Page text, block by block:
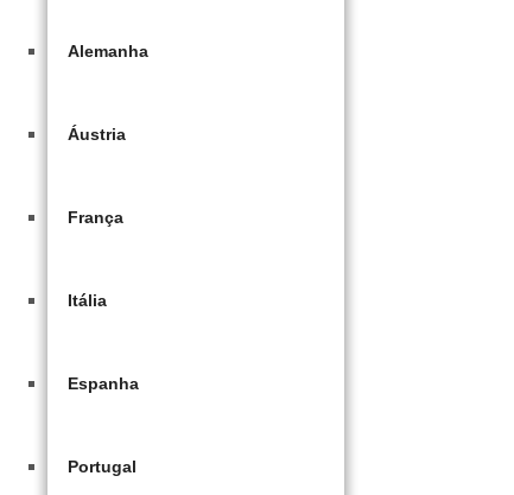
Alemanha
Áustria
França
Itália
Espanha
Portugal